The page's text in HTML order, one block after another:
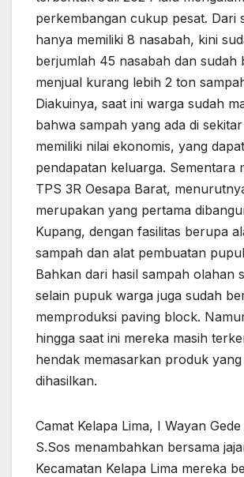
perkembangan cukup pesat. Dari
hanya memiliki 8 nasabah, kini
berjumlah 45 nasabah dan sudah
menjual kurang lebih 2 ton
Diakuinya, saat ini warga sudah
bahwa sampah yang ada di
memiliki nilai ekonomis, yang
pendapatan keluarga. Sementara
TPS 3R Oesapa Barat,
merupakan yang pertama
Kupang, dengan fasilitas berupa
sampah dan alat pembuatan
Bahkan dari hasil sampah olahan
selain pupuk warga juga sudah
memproduksi paving block.
hingga saat ini mereka masih
hendak memasarkan produk
dihasilkan.
Camat Kelapa Lima, I Wayan
S.Sos menambahkan bersama
Kecamatan Kelapa Lima mereka